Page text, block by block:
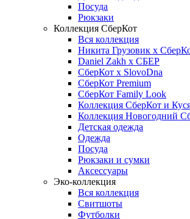
Посуда
Рюкзаки
Коллекция СберКот
Вся коллекция
Никита Грузовик х
Daniel Zakh x СБЕР
СберКот x SlovoDna
СберКот Premium
СберКот Family Look
Коллекция СберКот и
Коллекция Новогодний
Детская одежда
Одежда
Посуда
Рюкзаки и сумки
Аксессуары
Эко-коллекция
Вся коллекция
Свитшоты
Футболки